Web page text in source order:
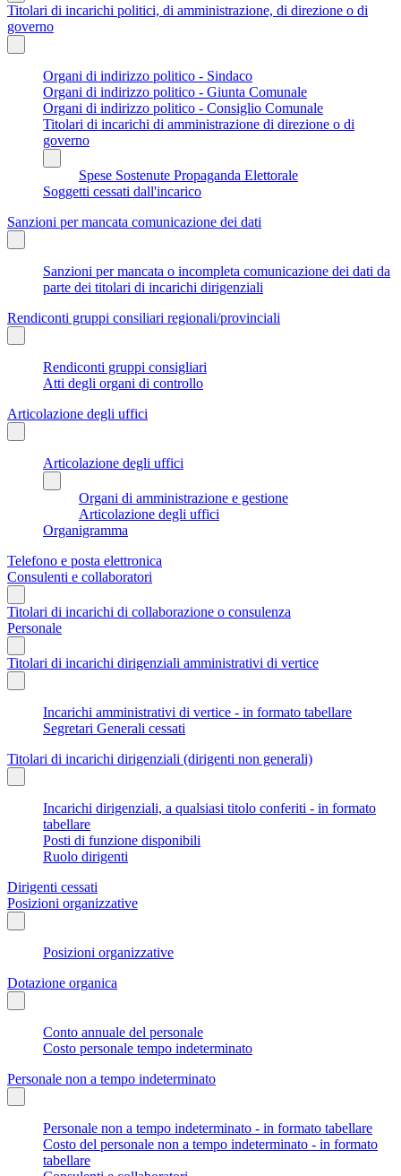
Titolari di incarichi politici, di amministrazione, di direzione o di
governo
Organi di indirizzo politico - Sindaco
Organi di indirizzo politico - Giunta Comunale
Organi di indirizzo politico - Consiglio Comunale
Titolari di incarichi di amministrazione di direzione o di
governo
Spese Sostenute Propaganda Elettorale
Soggetti cessati dall'incarico
Sanzioni per mancata comunicazione dei dati
Sanzioni per mancata o incompleta comunicazione dei dati da
parte dei titolari di incarichi dirigenziali
Rendiconti gruppi consiliari regionali/provinciali
Rendiconti gruppi consigliari
Atti degli organi di controllo
Articolazione degli uffici
Articolazione degli uffici
Organi di amministrazione e gestione
Articolazione degli uffici
Organigramma
Telefono e posta elettronica
Consulenti e collaboratori
Titolari di incarichi di collaborazione o consulenza
Personale
Titolari di incarichi dirigenziali amministrativi di vertice
Incarichi amministrativi di vertice - in formato tabellare
Segretari Generali cessati
Titolari di incarichi dirigenziali (dirigenti non generali)
Incarichi dirigenziali, a qualsiasi titolo conferiti - in formato
tabellare
Posti di funzione disponibili
Ruolo dirigenti
Dirigenti cessati
Posizioni organizzative
Posizioni organizzative
Dotazione organica
Conto annuale del personale
Costo personale tempo indeterminato
Personale non a tempo indeterminato
Personale non a tempo indeterminato - in formato tabellare
Costo del personale non a tempo indeterminato - in formato
tabellare